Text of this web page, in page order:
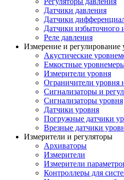
Датчики давления
Датчики
Датчики избыточного
Реле давления
Измерение и регулирование
Акустические
Емкостные
Измерители уровня
Ограничители уровня
Сигнализаторы и
Сигнализаторы уровня
Датчики уровня
Погружные датчики
Врезные датчики
Измерители и регуляторы
Архиваторы
Измерители
Измерители
Контроллеры для